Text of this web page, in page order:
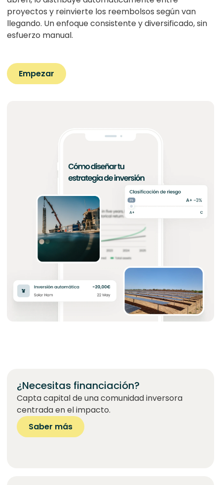
proyectos y reinvierte los reembolsos según van
llegando. Un enfoque consistente y diversificado, sin
esfuerzo manual.
Empezar
¿Necesitas financiación?
Capta capital de una comunidad inversora
centrada en el impacto.
Saber más